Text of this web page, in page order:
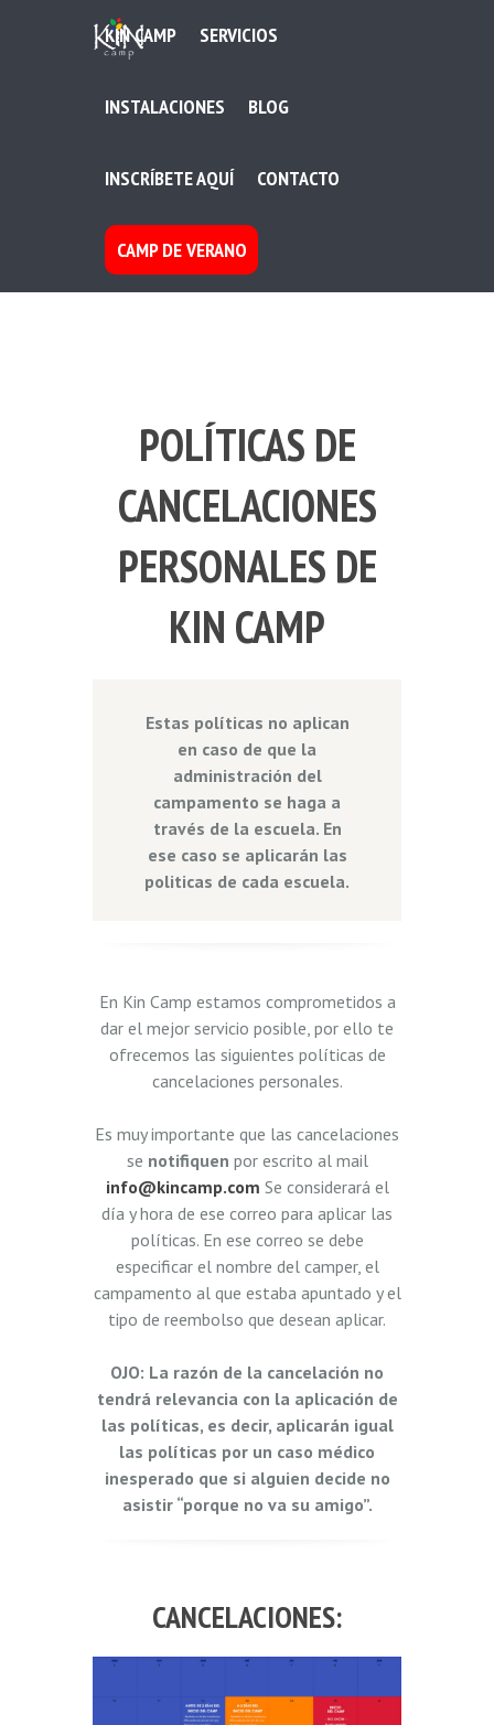
KIN CAMP SERVICIOS
INSTALACIONES BLOG
INSCRÍBETE AQUÍ CONTACTO
CAMP DE VERANO
POLÍTICAS DE
CANCELACIONES
PERSONALES DE
KIN CAMP
Estas políticas no aplican
en caso de que la
administración del
campamento se haga a
través de la escuela. En
ese caso se aplicarán las
politicas de cada escuela.
En Kin Camp estamos comprometidos a
dar el mejor servicio posible, por ello te
ofrecemos las siguientes políticas de
cancelaciones personales.
Es muy importante que las cancelaciones
se notifiquen por escrito al mail
info@kincamp.com Se considerará el
día y hora de ese correo para aplicar las
políticas. En ese correo se debe
especificar el nombre del camper, el
campamento al que estaba apuntado y el
tipo de reembolso que desean aplicar.
OJO: La razón de la cancelación no
tendrá relevancia con la aplicación de
las políticas, es decir, aplicarán igual
las políticas por un caso médico
inesperado que si alguien decide no
asistir “porque no va su amigo”.
CANCELACIONES: